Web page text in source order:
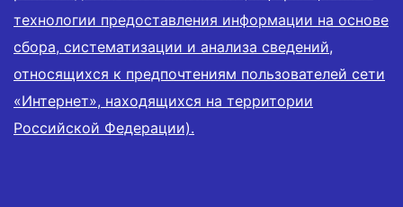
технологии предоставления информации на основе
сбора, систематизации и анализа сведений,
относящихся к предпочтениям пользователей сети
«Интернет», находящихся на территории
Российской Федерации).